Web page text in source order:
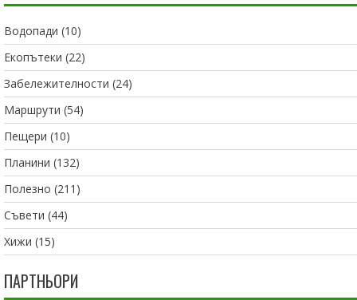
Водопади (10)
Екопътеки (22)
Забележителности (24)
Маршрути (54)
Пещери (10)
Планини (132)
Полезно (211)
Съвети (44)
Хижи (15)
ПАРТНЬОРИ